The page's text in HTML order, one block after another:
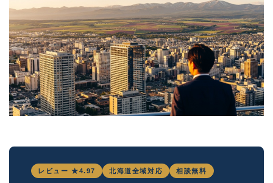
レビュー ★4.97 北海道全域対応 相談無料